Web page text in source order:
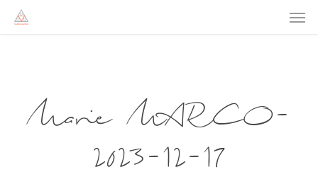
Marie MARCO-
2023-12-17